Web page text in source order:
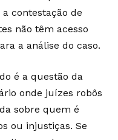
contestação de
não têm acesso
a análise do caso.
é a questão da
onde juízes robôs
sobre quem é
ou injustiças. Se